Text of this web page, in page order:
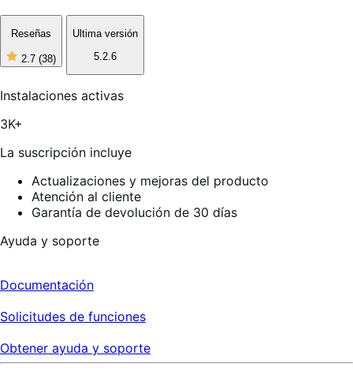
Reseñas
2.7 (38)
2
5
estrellas,
Ultima versión
5.2.6
Instalaciones activas
3K+
La suscripción incluye
Actualizaciones y mejoras del producto
Atención al cliente
Garantía de devolución de 30 días
Ayuda y soporte
Documentación
Solicitudes de funciones
Obtener ayuda y soporte